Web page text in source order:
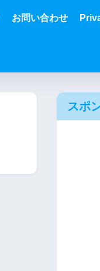
お問い合わせ
スポ